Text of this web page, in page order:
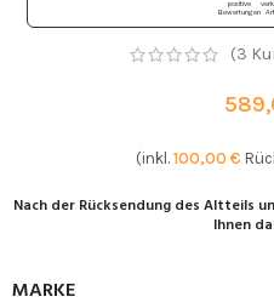
positive
Bewertungen
(3
(inkl. 100,00 €
Nach der Rücksendung des Altteils
Ihnen
MARKE